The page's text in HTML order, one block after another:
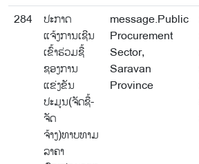
284
ປະກາດ
ແຈ້ງການເຊີນ
ເຂົ້າຮ່ວມຊື້
ຊອງການ
ແຂ່ງຂັນ
ປະມູນ(ຈັດຊື້-
ຈັດ
ຈ້າງ)ທາບທາມ
ລາຄາ
message.Public
Procurement
Sector,
Saravan
Province